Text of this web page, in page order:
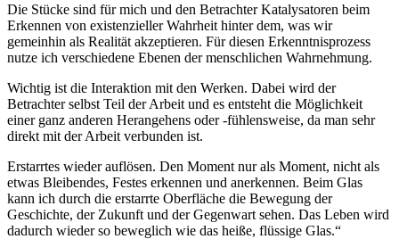
Die Stücke sind für mich und den Betrachter Katalysatoren beim
Erkennen von existenzieller Wahrheit hinter dem, was wir
gemeinhin als Realität akzeptieren. Für diesen Erkenntnisprozess
nutze ich verschiedene Ebenen der menschlichen Wahrnehmung.
Wichtig ist die Interaktion mit den Werken. Dabei wird der
Betrachter selbst Teil der Arbeit und es entsteht die Möglichkeit
einer ganz anderen Herangehens oder -fühlensweise, da man sehr
direkt mit der Arbeit verbunden ist.
Erstarrtes wieder auflösen. Den Moment nur als Moment, nicht als
etwas Bleibendes, Festes erkennen und anerkennen. Beim Glas
kann ich durch die erstarrte Oberfläche die Bewegung der
Geschichte, der Zukunft und der Gegenwart sehen. Das Leben wird
dadurch wieder so beweglich wie das heiße, flüssige Glas.“